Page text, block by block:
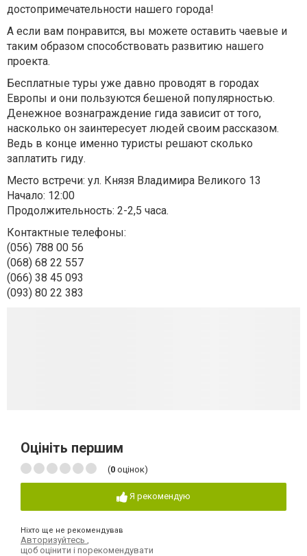
достопримечательности нашего города!
А если вам понравится, вы можете оставить чаевые и
таким образом способствовать развитию нашего
проекта.
Бесплатные туры уже давно проводят в городах
Европы и они пользуются бешеной популярностью.
Денежное вознаграждение гида зависит от того,
насколько он заинтересует людей своим рассказом.
Ведь в конце именно туристы решают сколько
заплатить гиду.
Место встречи: ул. Князя Владимира Великого 13
Начало: 12:00
Продолжительность: 2-2,5 часа.
Контактные телефоны:
(056) 788 00 56
(068) 68 22 557
(066) 38 45 093
(093) 80 22 383
Оцініть першим
(0 оцінок)
Я рекомендую
Ніхто ще не рекомендував
Авторизуйтесь
щоб оцінити і порекомендувати